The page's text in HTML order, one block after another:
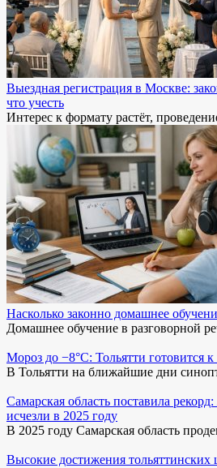
Выездная регистрация в Москве:
что учесть
Интерес к формату растёт,
Насколько законно домашнее
Домашнее обучение в разговорной
Мороз до −8°C: Тольятти готовится
В Тольятти на ближайшие дни
Самарская область поставила
исчезли в 2025 году
В 2025 году Самарская область
Высокие достижения